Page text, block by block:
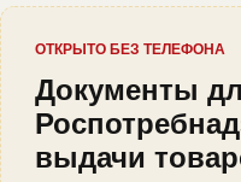
ОТКРЫТО БЕЗ ТЕЛЕФОНА
Документы
выдачи